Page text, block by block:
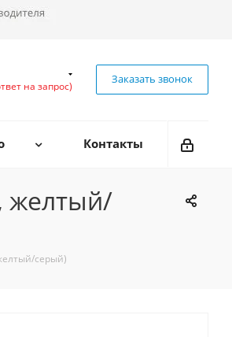
на запрос)
Заказать звонок
Контакты
желтый/
серый)